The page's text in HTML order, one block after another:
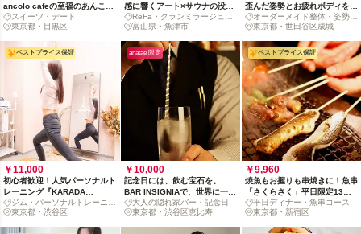
ancolo cafeの至福のあんころ
もちデート
スイーツ・デート
東京都・目黒区
感に響くアート×サウナの没入
体験。グランミラージュ・シン
グルステイ宿泊プラン
ReFa・グランミラージュ・
蜃気楼
富山県・魚津市
歪んだ姿勢とお疲れボディを劇
的リセット
オーダーメイド整体・姿勢改
善
東京都・世田谷区成城
ベストプライス保証
￥11,000
初心者歓迎！人気パーソナルト
レーニング『KARADA
BESTA』お試し4回体験プラン
ジム・パーソナルトレーニン
グ
東京都・渋谷区
anatae 限定
￥10,000
記念日には、飲む宝石を。
BAR INSIGNIAで、世界に一つ
のお祝いカクテル
大人の隠れ家バー・記念日
東京都・渋谷区恵比寿
ベストプライス保証
￥9,960
焼魚もお握りも串焼きに！魚串
「さくらさく」平日限定13品
コース（2名〜）
平日ディナー・魚串コース
東京都・新宿区